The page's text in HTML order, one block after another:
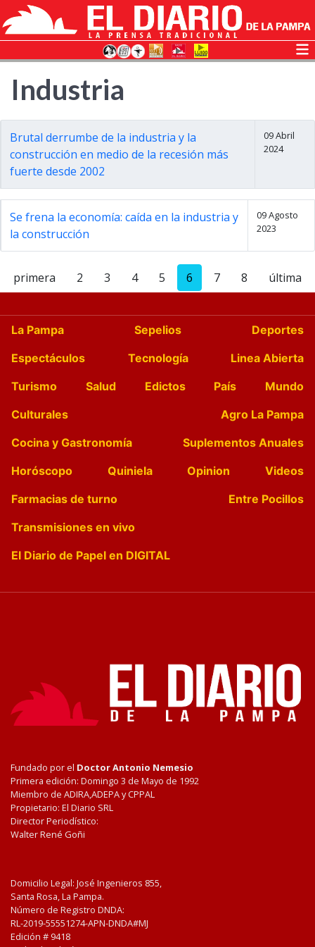
Industria
Brutal derrumbe de la industria y la
construcción en medio de la recesión más
fuerte desde 2002
09 Abril
2024
Se frena la economía: caída en la industria y
la construcción
09 Agosto
2023
primera 2 3 4 5 6 7 8 última
La Pampa Sepelios
Deportes
Espectáculos
Tecnología
Linea Abierta
Turismo
Salud Edictos País
Mundo
Culturales
Agro La Pampa
Cocina y Gastronomía
Suplementos Anuales
Horóscopo
Quiniela Opinion
Videos
Farmacias de turno
Entre Pocillos
Transmisiones en vivo
El Diario de Papel en DIGITAL
Fundado por el Doctor Antonio Nemesio
Primera edición: Domingo 3 de Mayo de 1992
Miembro de ADIRA,ADEPA y CPPAL
Propietario: El Diario SRL
Director Periodístico:
Walter René Goñi
Domicilio Legal: José Ingenieros 855,
Santa Rosa, La Pampa.
Número de Registro DNDA:
RL-2019-55551274-APN-DNDA#MJ
Edición # 9418